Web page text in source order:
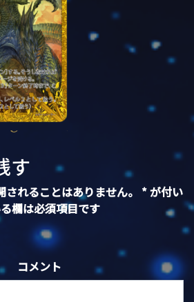
す
れることはありません。 *が付い
欄は必須項目です
コメント